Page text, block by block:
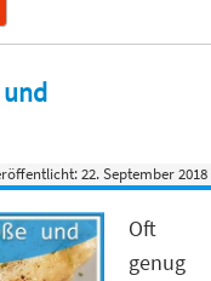
22. September 2018
Oft
genug